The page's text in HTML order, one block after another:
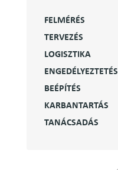
FELMÉRÉS
TERVEZÉS
LOGISZTIKA
ENGEDÉLYEZTETÉS
BEÉPÍTÉS
KARBANTARTÁS
TANÁCSADÁS